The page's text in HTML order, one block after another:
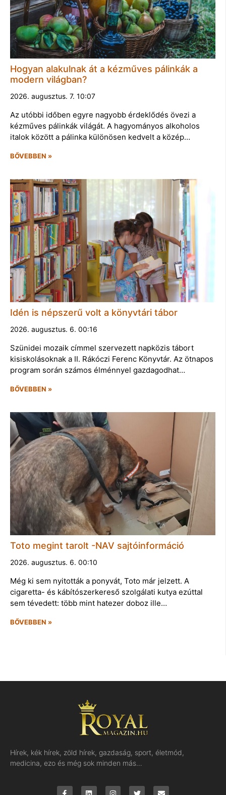
Hogyan alakulnak át a kézműves pálinkák a
modern világban?
2026. augusztus. 7. 10:07
Az utóbbi időben egyre nagyobb érdeklődés övezi a
kézműves pálinkák világát. A hagyományos alkoholos
italok között a pálinka különösen kedvelt a közép…
BŐVEBBEN »
Idén is népszerű volt a könyvtári tábor
2026. augusztus. 6. 00:16
Szünidei mozaik címmel szervezett napközis tábort
kisiskolásoknak a II. Rákóczi Ferenc Könyvtár. Az ötnapos
program során számos élménnyel gazdagodhat…
BŐVEBBEN »
Toto megint tarolt -NAV sajtóinformáció
2026. augusztus. 6. 00:10
Még ki sem nyitották a ponyvát, Toto már jelzett. A
cigaretta- és kábítószerkereső szolgálati kutya ezúttal
sem tévedett: több mint hatezer doboz ille…
BŐVEBBEN »
Hírek, kék hírek, zöld hírek, gazdaság, sport, életmód,
medicina, ezo és még sok minden más…